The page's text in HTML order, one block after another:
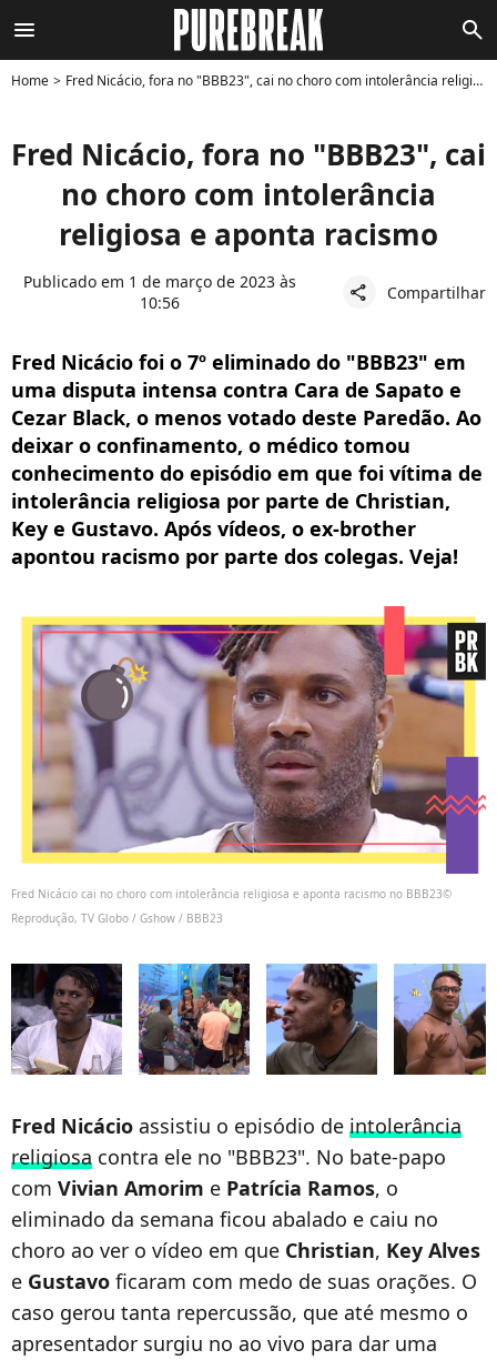
menu search
Home Fred Nicácio, fora no "BBB23", cai no choro com intolerância religiosa e aponta racismo
Fred Nicácio, fora no "BBB23", cai
no choro com intolerância
religiosa e aponta racismo
Publicado em 1 de março de 2023 às
10:56
share Compartilhar
Fred Nicácio foi o 7º eliminado do "BBB23" em
uma disputa intensa contra Cara de Sapato e
Cezar Black, o menos votado deste Paredão. Ao
deixar o confinamento, o médico tomou
conhecimento do episódio em que foi vítima de
intolerância religiosa por parte de Christian,
Key e Gustavo. Após vídeos, o ex-brother
apontou racismo por parte dos colegas. Veja!
Fred Nicácio cai no choro com intolerância religiosa e aponta racismo no BBB23©
Reprodução, TV Globo / Gshow / BBB23
Fred Nicácio assistiu o episódio de intolerância
religiosa contra ele no "BBB23". No bate-papo
com Vivian Amorim e Patrícia Ramos, o
eliminado da semana ficou abalado e caiu no
choro ao ver o vídeo em que Christian, Key Alves
e Gustavo ficaram com medo de suas orações. O
caso gerou tanta repercussão, que até mesmo o
apresentador surgiu no ao vivo para dar uma